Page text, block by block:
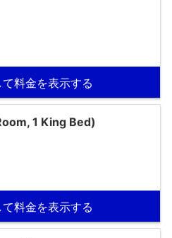
料金を表示する
1 King Bed)
料金を表示する